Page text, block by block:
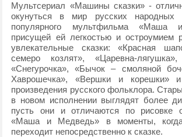
Мультсериал «Машины сказки» -
окунуться в мир русских народных
популярного мультфильма
присущей ей легкостью и остроумием
увлекательные сказки: «Красная
семеро козлят», «Царевна-лягушка»,
«Снегурочка», «Бычок – смоляной
Хаврошечка», «Вершки и корешки» и
произведения русского фольклора.
в новом исполнении выглядят более
пусть они и отличаются по рисовке
«Маша и Медведь» в моменты, когда
переходит непосредственно к сказке.